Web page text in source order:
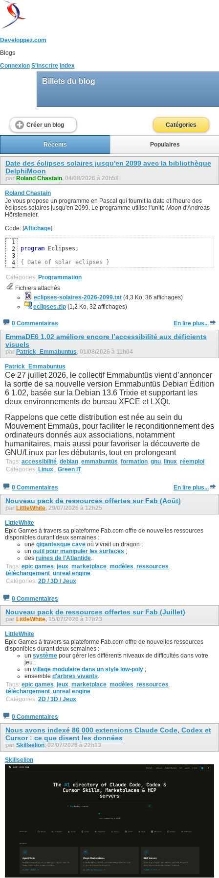
Developpez.com
Blogs
Connexion S'inscrire Index
Billets du blog
Créer un blog Catégories
Récents Populaires
Date des éclipses solaires jusqu'en 2099 avec la bibliothèque
DelphiMoon
par Roland Chastain, 04/08/2026 à 20h58
Roland Chastain
Je vous propose un programme en Pascal qui fournit la date et l'heure des
éclipses solaires jusqu'en 2099. Le programme utilise l'unité Moon d'Andreas
Hörstemeier.
Code: [Affichage]
1
2
3
4
5
6
7
8
12
13
14
program Eclipses;
{ Date of solar eclipses }
uses
  Moon;
{ https://github.com/wp-xyz/delphimoon }
const
  CSolarEclipse =
TRUE ; { Uniquement les éclipses
{$DEFINE FRENCH}
{$IFDEF FRENCH}
Catégories: Programmation
Fichiers attachés
eclipses-solaires-2026-2099.txt (4,3 Ko, 36 affichages)
eclipses.zip (1,2 Ko, 32 affichages)
0 Commentaires En lire plus...
EmmaDE6 1.02 améliore encore l’accessibilité aux déficients
visuels
par Patrick_Emmabuntus, 01/08/2026 à 11h04
Patrick_Emmabuntus
Ce 27 juillet 2026, le collectif Emmabuntüs vient d’annoncer
la sortie de sa nouvelle version Emmabuntüs Debian Édition
6 1.02, basée sur la Debian 13.6 Trixie et supportant les
deux environnements de bureau XFCE et LXQt.
Rappelons que cette distribution est née au sein du
Mouvement Emmaüs, pour faciliter le reconditionnement des
ordinateurs donnés aux associations, notamment
humanitaires, mais aussi pour favoriser la découverte de
GNU/Linux par les débutants, tout en prolongeant
Tags: accessibilité, debian, emmabuntüs, formation, gnu, linux, réemploi
Catégories: Linux , Green IT
0 Commentaires En lire plus...
Nouveau pack de ressources offertes sur Fab (Août)
par LittleWhite, 29/07/2026 à 12h25
LittleWhite
Epic Games à travers sa plateforme Fab.com offre de nouvelles ressources
disponibles durant deux semaines :
une gigantesque cave où vivrait un dragon ;
un outil pour manipuler les surfaces ;
des ruines de l'Atlantide.
Tags: epic games jeux marketplace modèles ressources
téléchargement unreal engine
Catégories: 2D / 3D / Jeux
0 Commentaires
Nouveau pack de ressources offertes sur Fab (Juillet)
par LittleWhite, 15/07/2026 à 17h23
LittleWhite
Epic Games à travers sa plateforme Fab.com offre de nouvelles ressources
disponibles durant deux semaines :
un système pour gérer les différents niveaux de difficultés dans votre
jeu ;
un village modulaire dans un style low-poly ;
ensemble d'arbres vivants.
Tags: epic games jeux marketplace modèles ressources
téléchargement unreal engine
Catégories: 2D / 3D / Jeux
0 Commentaires
Nous avons indexé 86 000 extensions Claude Code, Codex et
Cursor : ce que disent les données
par Skillselion, 02/07/2026 à 22h13
Skillselion